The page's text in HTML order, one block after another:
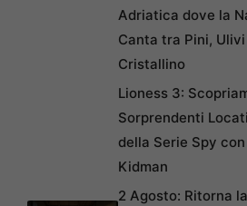
Adriatica dove la
Canta tra Pini,
Cristallino
Lioness 3:
Sorprendenti
della Serie Spy
Kidman
2 Agosto: Ritorna la